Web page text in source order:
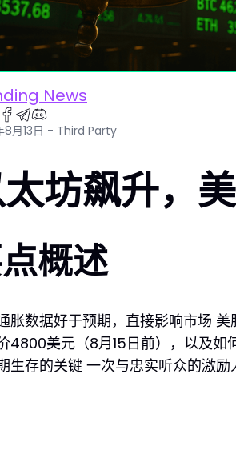
News
8月13日 - Third Party
坊飙升，
概述
胀数据好于预期，直接影响市场
4800美元（8月15日前），以及
生存的关键 一次与忠实听众的激